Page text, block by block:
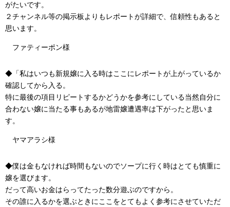
がたいです。
２チャンネル等の掲示板よりもレポートが詳細で、信頼性もあると
思います。
ファティーポン様
◆「私はいつも新規嬢に入る時はここにレポートが上がっているか
確認してから入る。
特に最後の項目リピートするかどうかを参考にしている当然自分に
合わない嬢に当たる事もあるが地雷嬢遭遇率は下がったと思いま
す。
ヤマアラシ様
◆僕は金もなければ時間もないのでソープに行く時はとても慎重に
嬢を選びます。
だって高いお金はらってたった数分遊ぶのですから。
その誰に入るかを選ぶときにここをとてもよく参考にさせていただ